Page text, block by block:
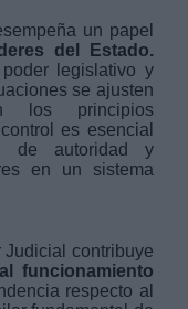
un papel
del Estado.
legislativo y
se ajusten
los principios
es esencial
de autoridad y
en un sistema
Judicial contribuye
funcionamiento
respecto al